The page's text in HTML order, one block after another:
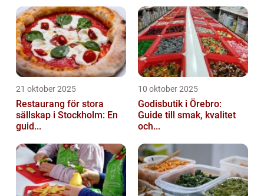
21 oktober 2025
Restaurang för stora
sällskap i Stockholm: En
guid...
10 oktober 2025
Godisbutik i Örebro:
Guide till smak, kvalitet
och...